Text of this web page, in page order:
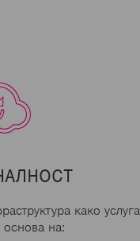
како услуга
основа на: